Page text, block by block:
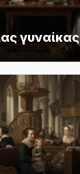
γυναίκας